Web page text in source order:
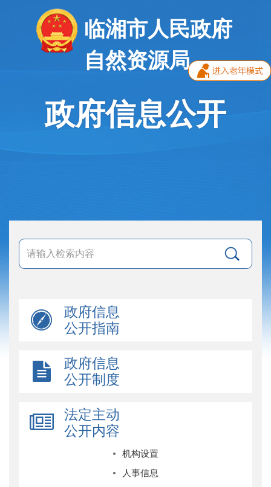
临湘市人民政府
自然资源局
政府信息公开
政府信息
公开指南
政府信息
公开制度
法定主动
公开内容
机构设置
人事信息